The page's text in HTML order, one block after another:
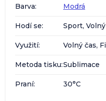
Barva: Modrá
Hodí se: Sport,
Využití: Volný čas,
Metoda tisku:Sublimace
Praní: 30°C